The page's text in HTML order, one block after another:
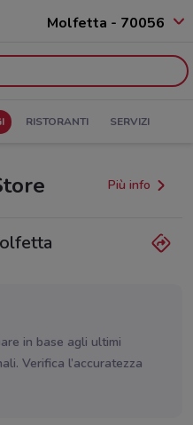
Molfetta - 70056
RISTORANTI SERVIZI
Più info
in base agli ultimi
Verifica l’accuratezza